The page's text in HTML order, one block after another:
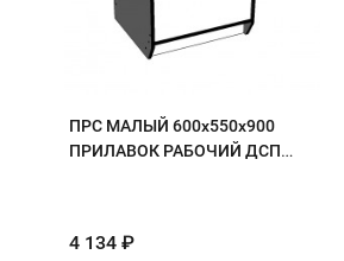
ПРС МАЛЫЙ 600х550х900
ПРИЛАВОК РАБОЧИЙ ДСП
4 134 ₽